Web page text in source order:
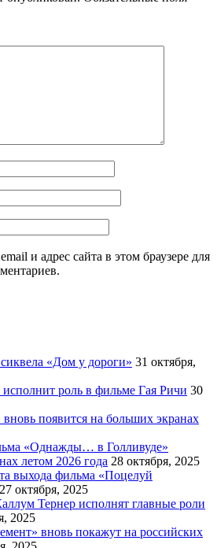
и адрес сайта в этом браузере для
«Дом у дороги» 31 октября,
роль в фильме Гая Ричи 30
появится на больших экранах
«Однажды… в Голливуде»
летом 2026 года 28 октября, 2025
выхода фильма «Поцелуй
27 октября, 2025
Тернер исполнят главные роли
2025
вновь покажут на российских